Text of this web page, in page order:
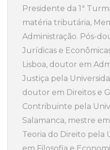
Presidente da 1ª
matéria tributária,
Administração. Pós-
Jurídicas e
Lisboa, doutor em
Justiça pela
doutor em Direitos e
Contribuinte pela
Salamanca, mestre
Teoria do Direito pela